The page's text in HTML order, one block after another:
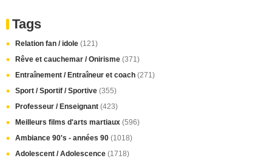
Tags
Relation fan / idole (121)
Rêve et cauchemar / Onirisme (371)
Entraînement / Entraîneur et coach (271)
Sport / Sportif / Sportive (355)
Professeur / Enseignant (423)
Meilleurs films d'arts martiaux (596)
Ambiance 90's - années 90 (1018)
Adolescent / Adolescence (1718)